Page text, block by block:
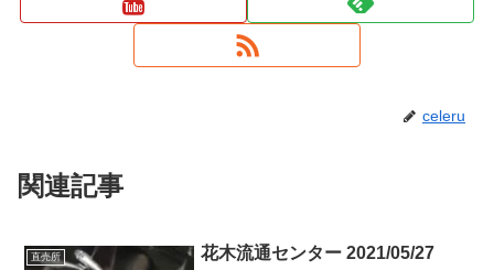
celeru
関連記事
直売所 花木流通センター 2021/05/27